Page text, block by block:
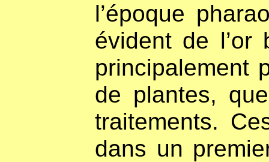
l’époque
évident de l’or
principalement
de plantes,
traitements.
dans un